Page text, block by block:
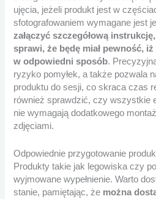
ujęcia, jeżeli produkt jest w
sfotografowaniem wymagane jest
załączyć szczegółową
sprawi, że będę miał pewność,
w odpowiedni sposób.
ryzyko pomyłek, a także pozwala
produktu do sesji, co skraca czas
również sprawdzić, czy wszystkie
nie wymagają dodatkowego
zdjęciami.
Odpowiednie przygotowanie
Produkty takie jak legowiska czy
wyjmowane wypełnienie. Warto
stanie, pamiętając, że można